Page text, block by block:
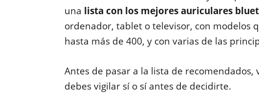
una lista con los mejores auriculares
ordenador, tablet o televisor, con modelos
hasta más de 400, y con varias de las
Antes de pasar a la lista de
debes vigilar sí o sí antes de decidirte.